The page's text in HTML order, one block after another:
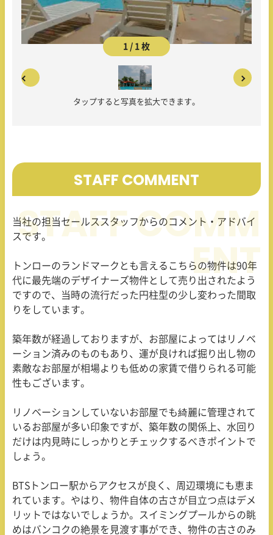
1 / 1 枚
タップすると写真を拡大できます。
STAFF COMMENT
当社の担当セールススタッフからのコメント・アドバイ
スです。
トンローのランドマークとも言えるこちらの物件は90年
代に最先端のデザイナーズ物件として売り出されたよう
ですので、当時の流行だった円柱型の少し変わった間取
りをしています。
築年数が経過しておりますが、お部屋によってはリノベ
ーション済みのものもあり、運が良ければ掘り出し物の
素敵なお部屋が相場よりも低めの家賃で借りられる可能
性もございます。
リノベーションしていないお部屋でも綺麗に管理されて
いるお部屋が多い印象ですが、築年数の関係上、水回り
だけは内見時にしっかりとチェックするべきポイントで
しょう。
BTSトンロー駅からアクセスが良く、周辺環境にも恵ま
れています。やはり、物件自体の古さが目立つ点はデメ
リットではないでしょうか。スイミングプールからの眺
めはバンコクの絶景を見渡す事ができ、物件の古さのみ